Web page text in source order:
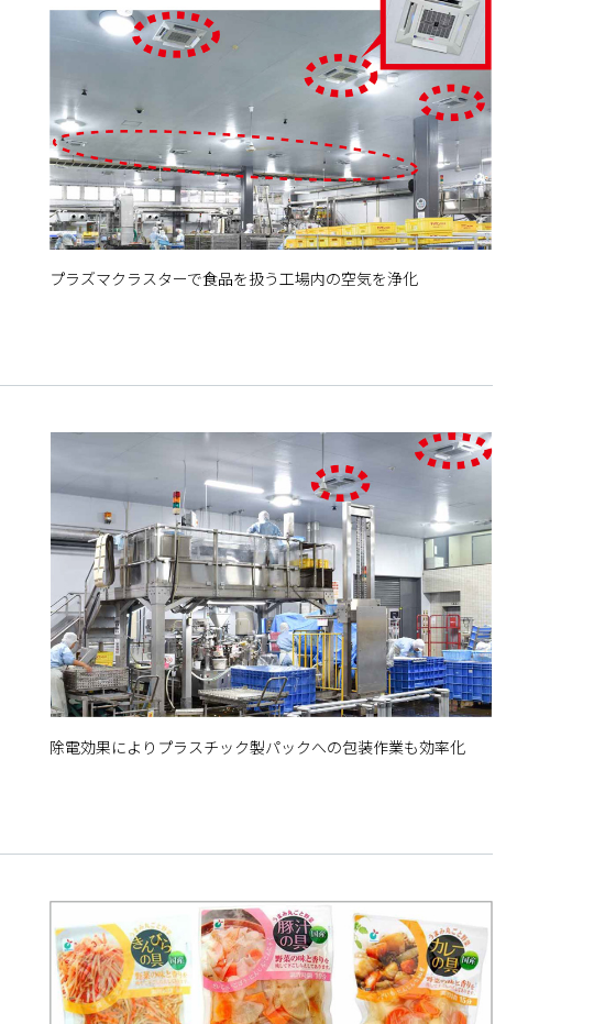
プラズマクラスターで食品を扱う工場内の空気を浄化
除電効果によりプラスチック製パックへの包装作業も効率化